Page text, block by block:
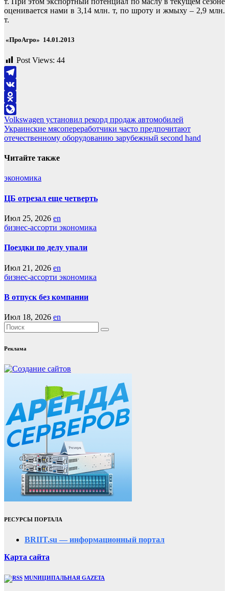
оценивается нами в 3,14 млн. т, по шроту и жмыху – 2,9 млн.
т.
«ПроАгро» 14.01.2013
Post Views: 44
Telegram
VK
Odnoklassniki
LiveJournal
Навигация
по
Volkswagen установил рекорд продаж автомобилей
Украинские мясопереработчики часто предпочитают
отечественному оборудованию зарубежный second hand
Читайте также
экономика
ЦБ отрезал еще четверть
Июл 25, 2026 en
бизнес-ассорти экономика
Поездки по делу упали
Июл 21, 2026 en
бизнес-ассорти экономика
В отпуск без компании
Июл 18, 2026 en
Реклама
РЕСУРСЫ ПОРТАЛА
BRIIT.su — информационный портал
Карта сайта
MUNИЦИПАЛЬНАЯ GAZЕТА